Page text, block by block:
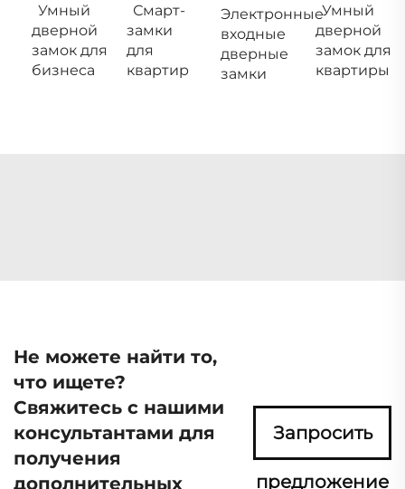
Умный
дверной
замок для
бизнеса
Смарт-
замки
для
квартир
Электронные
входные
дверные
замки
Умный
дверной
замок для
квартиры
Не можете найти то,
что ищете?
Свяжитесь с нашими
консультантами для
получения
дополнительных
Запросить
предложение